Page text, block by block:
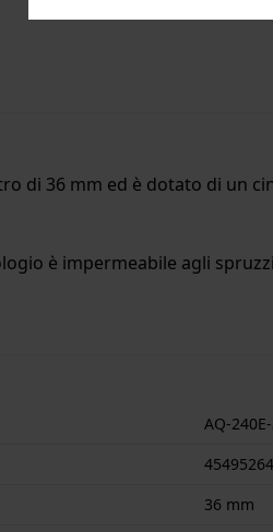
di 36 mm ed è dotato di un
è impermeabile agli
AQ-
36 mm